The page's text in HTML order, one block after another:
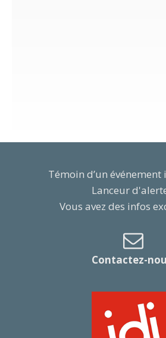
Témoin d’un
Lanceur
Vous avez des infos
Contactez-